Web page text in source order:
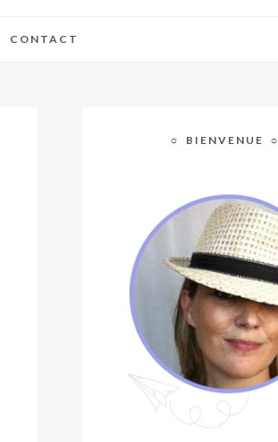
CONTACT
☼ BIENVENUE ☼